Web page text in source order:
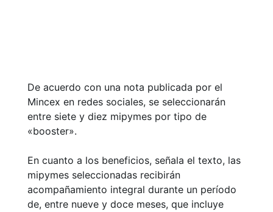
De acuerdo con una nota publicada por el
Mincex en redes sociales, se seleccionarán
entre siete y diez mipymes por tipo de
«booster».
En cuanto a los beneficios, señala el texto, las
mipymes seleccionadas recibirán
acompañamiento integral durante un período
de, entre nueve y doce meses, que incluye